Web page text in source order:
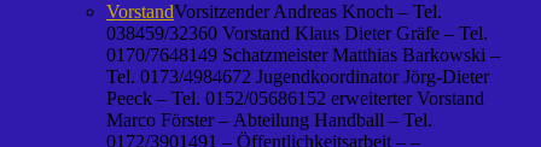
VorstandVorsitzender Andreas Knoch – Tel.
038459/32360 Vorstand Klaus Dieter Gräfe – Tel.
0170/7648149 Schatzmeister Matthias Barkowski –
Tel. 0173/4984672 Jugendkoordinator Jörg-Dieter
Peeck – Tel. 0152/05686152 erweiterter Vorstand
Marco Förster – Abteilung Handball – Tel.
0172/3901491 – Öffentlichkeitsarbeit – –